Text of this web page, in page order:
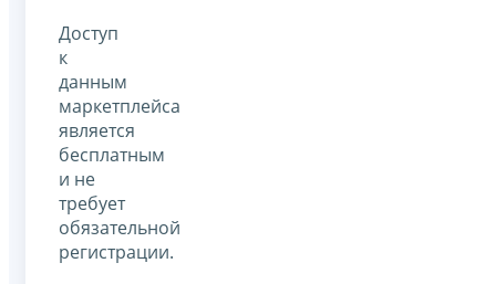
Доступ
к
данным
маркетплейса
является
бесплатным
и не
требует
обязательной
регистрации.